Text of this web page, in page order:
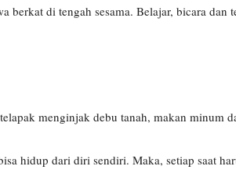
di tengah sesama. Belajar, bicara dan
menginjak debu tanah, makan minum
hidup dari diri sendiri. Maka, setiap saat